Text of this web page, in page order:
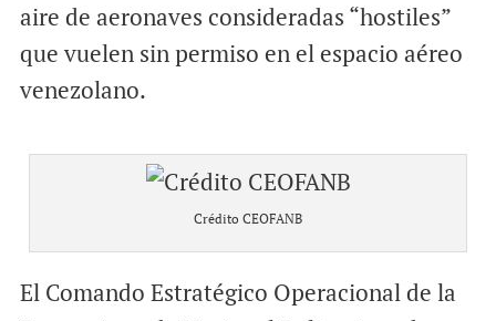
aire de aeronaves consideradas “hostiles”
que vuelen sin permiso en el espacio aéreo
venezolano.
Crédito CEOFANB
El Comando Estratégico Operacional de la